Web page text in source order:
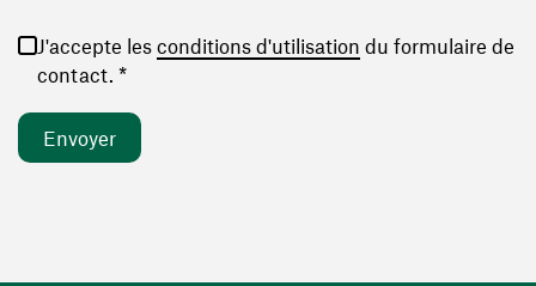
J'accepte les conditions d'utilisation (ouvre une
du formulaire de
contact. *